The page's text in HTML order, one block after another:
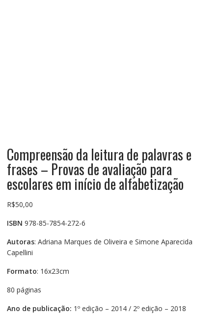
Compreensão da leitura de palavras e
frases – Provas de avaliação para
escolares em início de alfabetização
R$50,00
ISBN 978-85-7854-272-6
Autoras: Adriana Marques de Oliveira e Simone Aparecida
Capellini
Formato: 16x23cm
80 páginas
Ano de publicação: 1º edição – 2014 / 2º edição – 2018